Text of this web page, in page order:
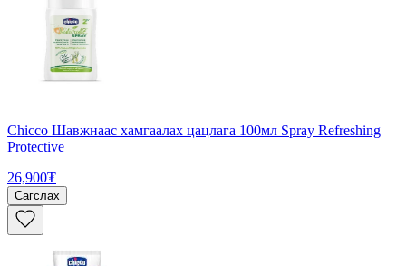
Chicco Шавжнаас хамгаалах цацлага 100мл Spray Refreshing
Protective
26,900₮
Сагслах